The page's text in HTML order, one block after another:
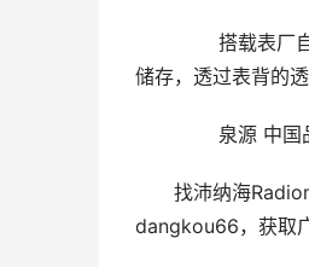
储存，透过表背的
泉源 中国品
找沛纳海
dangkou66，获取